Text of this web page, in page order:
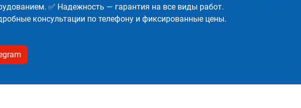
✅ Надежность — гарантия на все виды работ.
консультации по телефону и фиксированные цены.